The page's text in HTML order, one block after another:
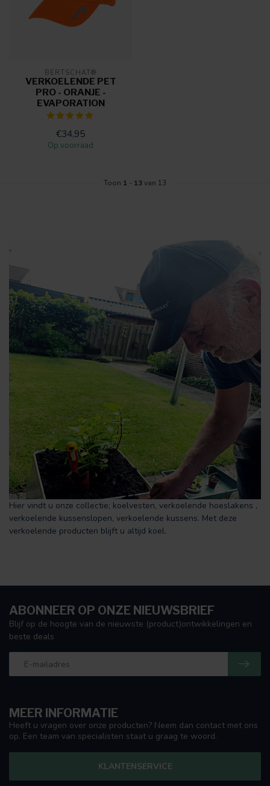
BERTSCHAT®
VERKOELENDE PET
PRO - ORANJE -
EVAPORATION
€34,95
Op voorraad
Toon 1 - 13van 13
Hier vindt u onze collectie; koelvesten, verkoelende hoeslakens ,
verkoelende kussenslopen, verkoelende kussens. Met deze
verkoelende producten blijft u altijd koel.
MEER INFORMATIE
Heeft u vragen over onze producten? Neem dan contact met ons
op. Een team van specialisten staat u graag te woord.
KLANTENSERVICE
ABONNEER OP ONZE NIEUWSBRIEF
Blijf op de hoogte van de nieuwste (product)ontwikkelingen en
beste deals